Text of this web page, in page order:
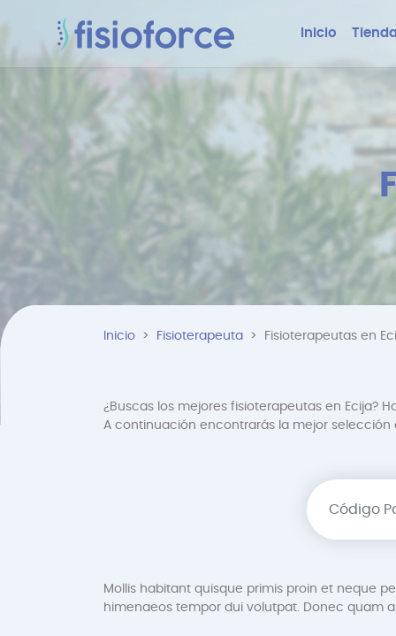
Inicio
Inicio Fisioterapeuta Fisioterapeutas en
¿Buscas los mejores fisioterapeutas en Ecija?
A continuación encontrarás la mejor selección
Mollis habitant quisque primis proin et neque
himenaeos tempor dui volutpat. Donec quam